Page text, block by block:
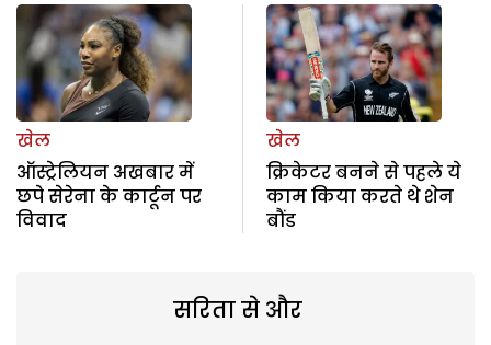
खेल
ऑस्ट्रेलियन अखबार में
छपे सेरेना के कार्टून पर
विवाद
खेल
क्रिकेटर बनने से पहले ये
काम किया करते थे शेन
बौंड
सरिता से और